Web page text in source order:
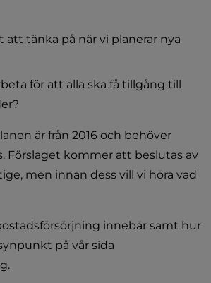
att tänka på när vi planerar nya
för att alla ska få tillgång till
är från 2016 och behöver
Förslaget kommer att beslutas av
men innan dess vill vi höra vad
innebär samt hur
.